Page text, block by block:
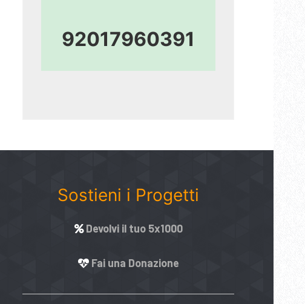
92017960391
Sostieni i Progetti
Devolvi il tuo 5x1000
Fai una Donazione